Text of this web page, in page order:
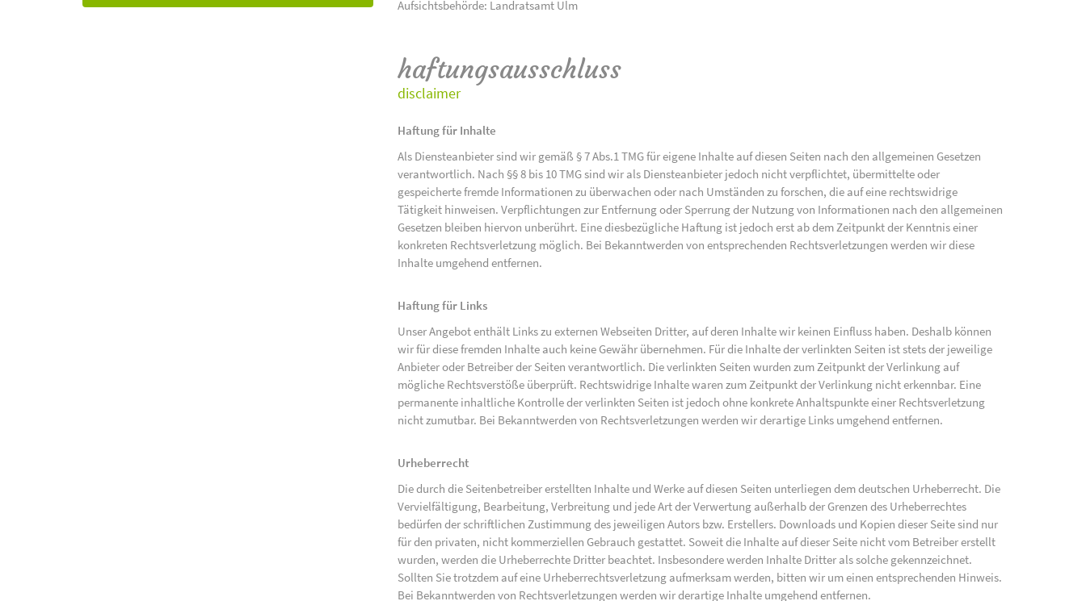
Aufsichtsbehörde: Landratsamt Ulm
haftungsausschluss
disclaimer
Haftung für Inhalte
Als Diensteanbieter sind wir gemäß § 7 Abs.1 TMG für eigene Inhalte auf diesen Seiten nach den allgemeinen Gesetzen
verantwortlich. Nach §§ 8 bis 10 TMG sind wir als Diensteanbieter jedoch nicht verpflichtet, übermittelte oder
gespeicherte fremde Informationen zu überwachen oder nach Umständen zu forschen, die auf eine rechtswidrige
Tätigkeit hinweisen. Verpflichtungen zur Entfernung oder Sperrung der Nutzung von Informationen nach den allgemeinen
Gesetzen bleiben hiervon unberührt. Eine diesbezügliche Haftung ist jedoch erst ab dem Zeitpunkt der Kenntnis einer
konkreten Rechtsverletzung möglich. Bei Bekanntwerden von entsprechenden Rechtsverletzungen werden wir diese
Inhalte umgehend entfernen.
Haftung für Links
Unser Angebot enthält Links zu externen Webseiten Dritter, auf deren Inhalte wir keinen Einfluss haben. Deshalb können
wir für diese fremden Inhalte auch keine Gewähr übernehmen. Für die Inhalte der verlinkten Seiten ist stets der jeweilige
Anbieter oder Betreiber der Seiten verantwortlich. Die verlinkten Seiten wurden zum Zeitpunkt der Verlinkung auf
mögliche Rechtsverstöße überprüft. Rechtswidrige Inhalte waren zum Zeitpunkt der Verlinkung nicht erkennbar. Eine
permanente inhaltliche Kontrolle der verlinkten Seiten ist jedoch ohne konkrete Anhaltspunkte einer Rechtsverletzung
nicht zumutbar. Bei Bekanntwerden von Rechtsverletzungen werden wir derartige Links umgehend entfernen.
Urheberrecht
Die durch die Seitenbetreiber erstellten Inhalte und Werke auf diesen Seiten unterliegen dem deutschen Urheberrecht. Die
Vervielfältigung, Bearbeitung, Verbreitung und jede Art der Verwertung außerhalb der Grenzen des Urheberrechtes
bedürfen der schriftlichen Zustimmung des jeweiligen Autors bzw. Erstellers. Downloads und Kopien dieser Seite sind nur
für den privaten, nicht kommerziellen Gebrauch gestattet. Soweit die Inhalte auf dieser Seite nicht vom Betreiber erstellt
wurden, werden die Urheberrechte Dritter beachtet. Insbesondere werden Inhalte Dritter als solche gekennzeichnet.
Sollten Sie trotzdem auf eine Urheberrechtsverletzung aufmerksam werden, bitten wir um einen entsprechenden Hinweis.
Bei Bekanntwerden von Rechtsverletzungen werden wir derartige Inhalte umgehend entfernen.